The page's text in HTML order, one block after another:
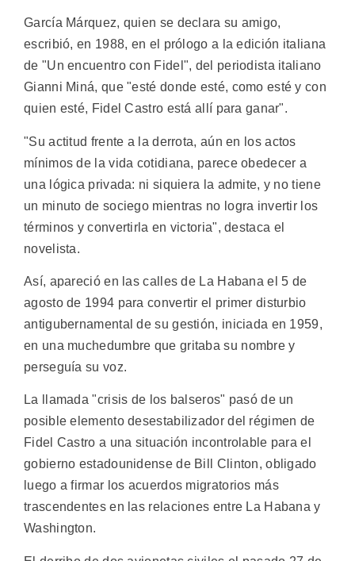
García Márquez, quien se declara su amigo,
escribió, en 1988, en el prólogo a la edición italiana
de "Un encuentro con Fidel", del periodista italiano
Gianni Miná, que "esté donde esté, como esté y con
quien esté, Fidel Castro está allí para ganar".
"Su actitud frente a la derrota, aún en los actos
mínimos de la vida cotidiana, parece obedecer a
una lógica privada: ni siquiera la admite, y no tiene
un minuto de sociego mientras no logra invertir los
términos y convertirla en victoria", destaca el
novelista.
Así, apareció en las calles de La Habana el 5 de
agosto de 1994 para convertir el primer disturbio
antigubernamental de su gestión, iniciada en 1959,
en una muchedumbre que gritaba su nombre y
perseguía su voz.
La llamada "crisis de los balseros" pasó de un
posible elemento desestabilizador del régimen de
Fidel Castro a una situación incontrolable para el
gobierno estadounidense de Bill Clinton, obligado
luego a firmar los acuerdos migratorios más
trascendentes en las relaciones entre La Habana y
Washington.